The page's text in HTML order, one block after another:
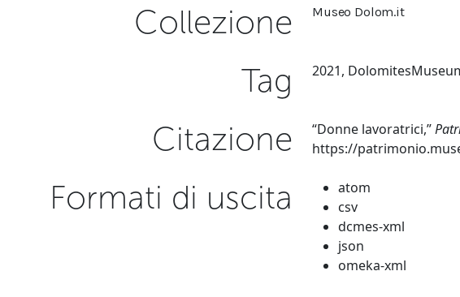
Collezione Museo Dolom.it
Tag 2021,
Citazione “Donne lavoratrici,”
https://
Formati di uscita
atom
csv
dcmes-xml
json
omeka-xml